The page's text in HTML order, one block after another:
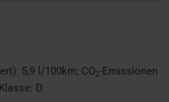
5,9 l/100km; CO2-Emissionen
D